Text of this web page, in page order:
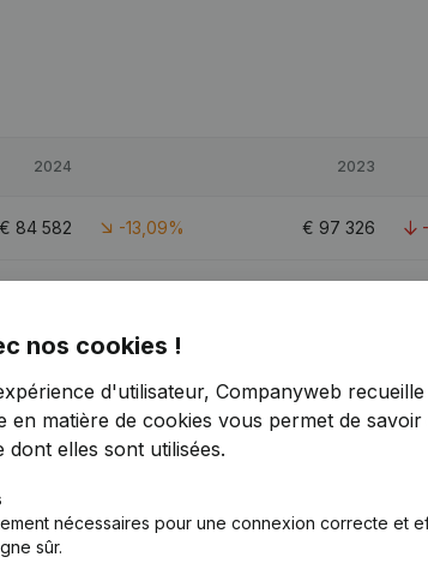
2024 2023
€ 84 582 -13,09% € 97 326
123 345 -14,4%
nos cookies !
d'utilisateur, Companyweb
en matière de cookies vous permet de
elles sont utilisées.
nécessaires pour une connexion correcte et
sûr.